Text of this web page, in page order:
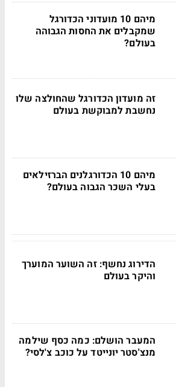
מיהם 10 מועדוני הכדורגל
שמקבלים את החסות הגבוהה
בעולם?
זה מועדון הכדורגל שהחולצה שלו
נחשבת למבוקשת בעולם
מיהם 10 הכדורגלנים הברזילאים
בעלי השכר הגבוה בעולם?
הדירוג נחשף: זה השוער המוערך
והיקר בעולם
המעבר הושלם: כמה כסף שילמה
מנצ'סטר יונייטד על כוכב צ'לסי?